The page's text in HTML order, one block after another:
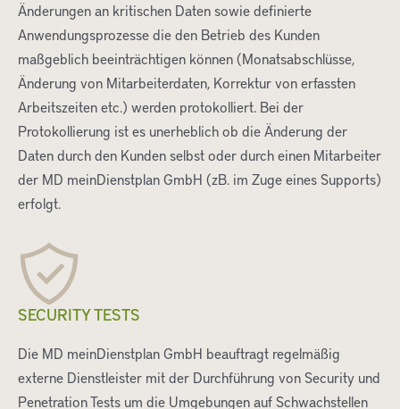
Änderungen an kritischen Daten sowie definierte
Anwendungsprozesse die den Betrieb des Kunden
maßgeblich beeinträchtigen können (Monatsabschlüsse,
Änderung von Mitarbeiterdaten, Korrektur von erfassten
Arbeitszeiten etc.) werden protokolliert. Bei der
Protokollierung ist es unerheblich ob die Änderung der
Daten durch den Kunden selbst oder durch einen Mitarbeiter
der MD meinDienstplan GmbH (zB. im Zuge eines Supports)
erfolgt.
SECURITY TESTS
Die MD meinDienstplan GmbH beauftragt regelmäßig
externe Dienstleister mit der Durchführung von Security und
Penetration Tests um die Umgebungen auf Schwachstellen